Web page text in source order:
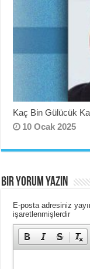
Kaç Bin Gülücük
10 Ocak 2025
BIR YORUM YAZIN
E-posta adresiniz
işaretlenmişlerdir